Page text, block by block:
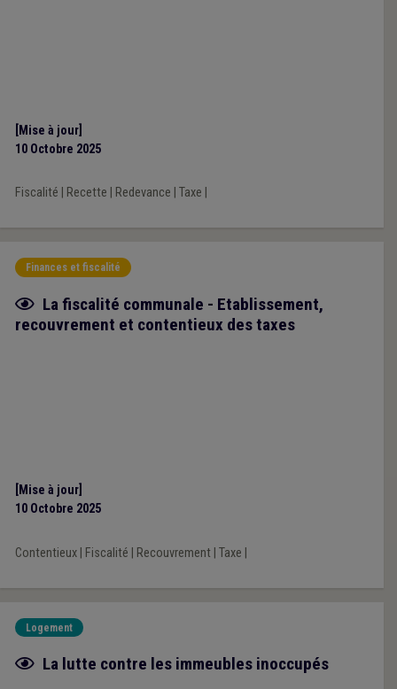
[Mise à jour]
10 Octobre 2025
Fiscalité Recette Redevance Taxe
Finances et fiscalité
Fiche focus
La fiscalité communale - Etablissement,
recouvrement et contentieux des taxes
[Mise à jour]
10 Octobre 2025
Contentieux| Fiscalité Recouvrement| Taxe
Logement
Fiche focus
La lutte contre les immeubles inoccupés